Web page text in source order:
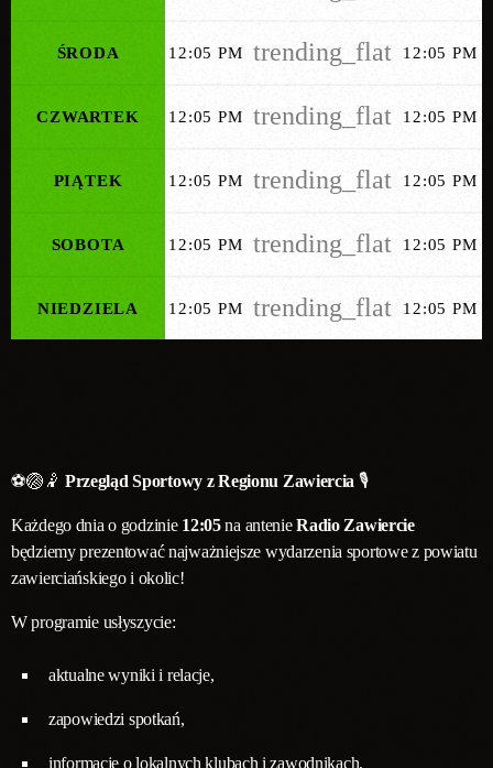
ŚRODA 12:05 PM trending_flat 12:05 PM
CZWARTEK 12:05 PM trending_flat 12:05 PM
PIĄTEK 12:05 PM trending_flat 12:05 PM
SOBOTA 12:05 PM trending_flat 12:05 PM
NIEDZIELA 12:05 PM trending_flat 12:05 PM
⚽🏐🤾 Przegląd Sportowy z Regionu Zawiercia 🎙️
Każdego dnia o godzinie 12:05na antenieRadio Zawiercie
będziemy prezentować najważniejsze wydarzenia sportowe z powiatu
zawierciańskiego i okolic!
W programie usłyszycie:
aktualne wyniki i relacje,
zapowiedzi spotkań,
informacje o lokalnych klubach i zawodnikach,